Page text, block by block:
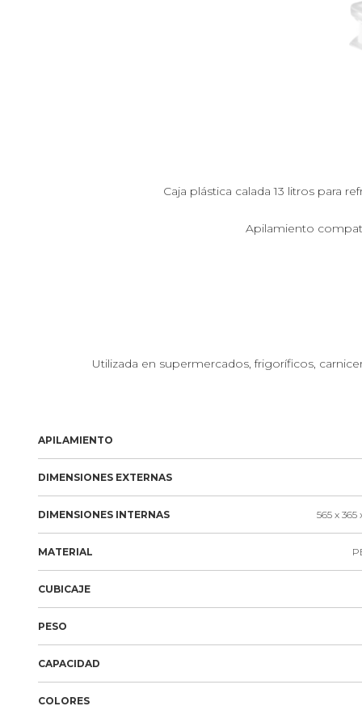
Caja plástica calada 13 litros para
Apilamiento
Utilizada en supermercados, frigoríficos,
APILAMIENTO
DIMENSIONES EXTERNAS
DIMENSIONES INTERNAS 565 x
MATERIAL
CUBICAJE
PESO
CAPACIDAD
COLORES